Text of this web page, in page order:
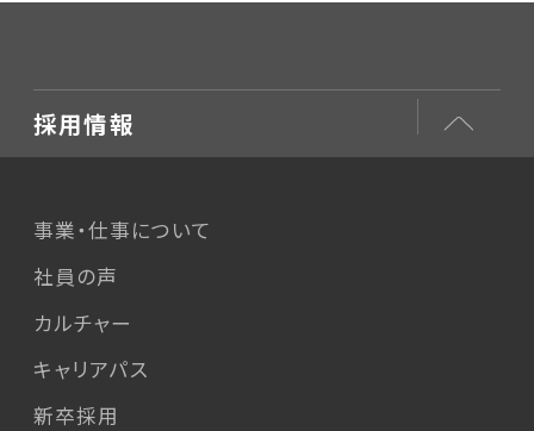
採用情報
事業・仕事について
社員の声
カルチャー
キャリアパス
新卒採用